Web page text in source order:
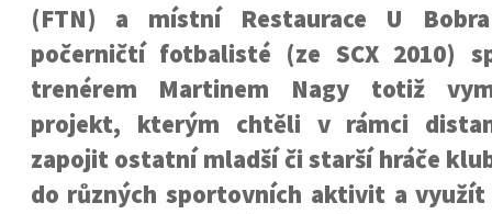
(FTN) a místní Restaurace U
počerničtí fotbalisté (ze SCX 2010)
trenérem Martinem Nagy totiž
projekt, kterým chtěli v rámci
zapojit ostatní mladší či starší hráče
do různých sportovních aktivit a